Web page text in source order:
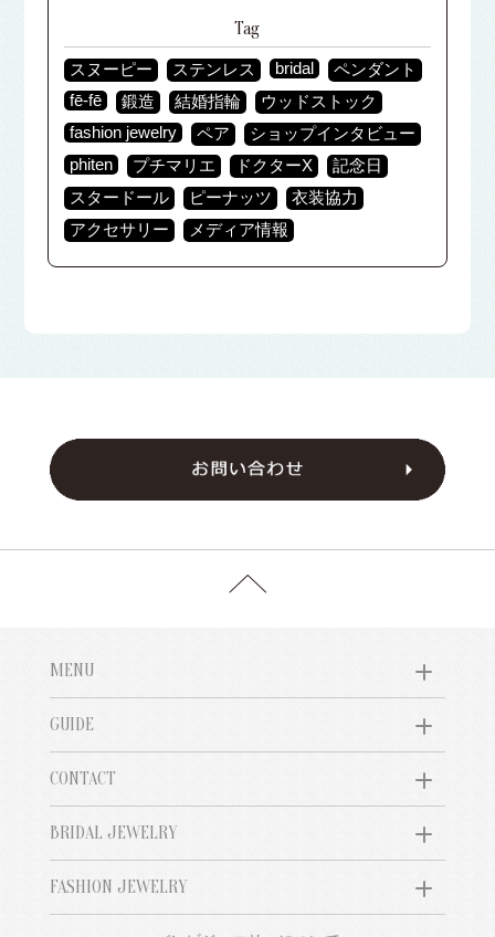
Tag
スヌーピー ステンレス bridal
ペンダント
fē-fē
鍛造 結婚指輪
ウッドストック
fashion jewelry
ペア
ショップインタビュー
phiten
プチマリエ ドクターX
記念日
スタードール
ピーナッツ
衣装協力
アクセサリー
メディア情報
MENU
GUIDE
CONTACT
BRIDAL JEWELRY
FASHION JEWELRY